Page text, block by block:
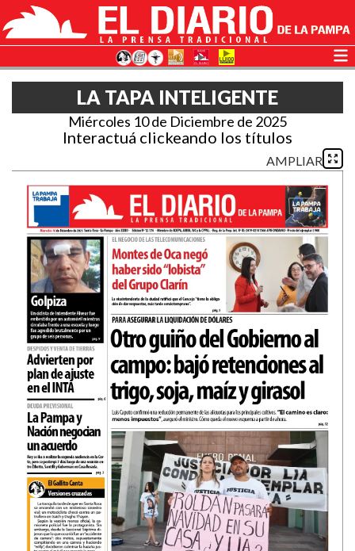
LA TAPA INTELIGENTE
Miércoles 10 de Diciembre de 2025
Interactuá clickeando los títulos
AMPLIAR